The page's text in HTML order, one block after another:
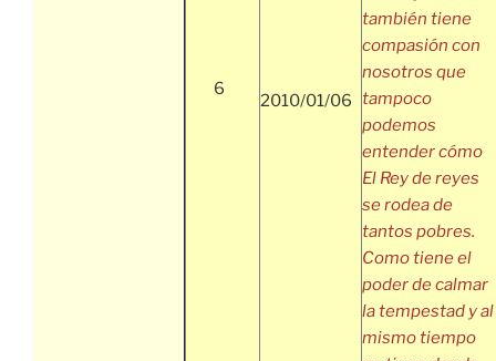
6
2010/01/06
también tiene
compasión con
nosotros que
tampoco
podemos
entender cómo
El Rey de reyes
se rodea de
tantos pobres.
Como tiene el
poder de calmar
la tempestad y al
mismo tiempo